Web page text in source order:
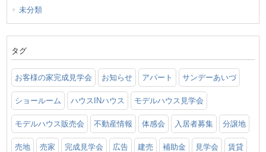
未分類
タグ
お客様の家完成見学会 お知らせ アパート サンデーあいづ
ショールーム ハウスINハウス モデルハウス見学会
モデルハウス販売会 不動産情報 体感会 入居者募集 分譲地
売地 売家 完成見学会 広告 建売 補助金 見学会 賃貸